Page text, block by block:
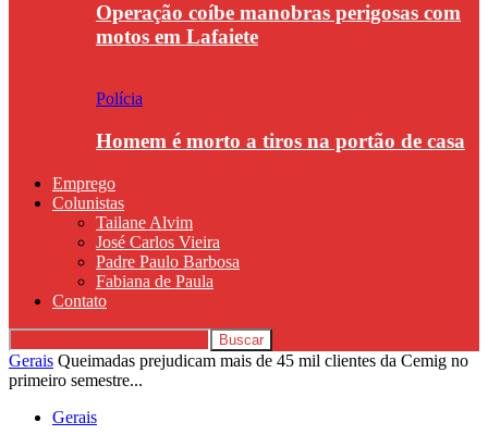
Operação coíbe manobras perigosas com
motos em Lafaiete
Polícia
Homem é morto a tiros na portão de casa
Emprego
Colunistas
Tailane Alvim
José Carlos Vieira
Padre Paulo Barbosa
Fabiana de Paula
Contato
Gerais Queimadas prejudicam mais de 45 mil clientes da Cemig no
primeiro semestre...
Gerais